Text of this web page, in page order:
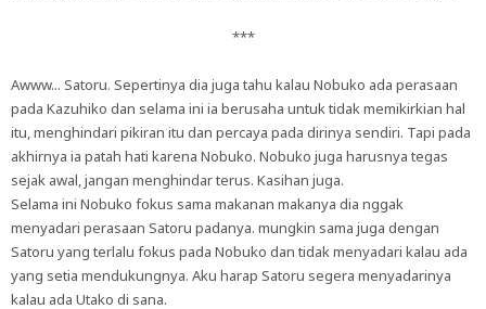
***
Awww... Satoru. Sepertinya dia juga tahu kalau Nobuko ada perasaan
pada Kazuhiko dan selama ini ia berusaha untuk tidak memikirkian hal
itu, menghindari pikiran itu dan percaya pada dirinya sendiri. Tapi pada
akhirnya ia patah hati karena Nobuko. Nobuko juga harusnya tegas
sejak awal, jangan menghindar terus. Kasihan juga.
Selama ini Nobuko fokus sama makanan makanya dia nggak
menyadari perasaan Satoru padanya. mungkin sama juga dengan
Satoru yang terlalu fokus pada Nobuko dan tidak menyadari kalau ada
yang setia mendukungnya. Aku harap Satoru segera menyadarinya
kalau ada Utako di sana.